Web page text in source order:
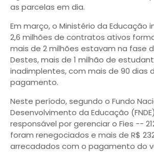
as parcelas em dia.
Em março, o Ministério da Educação
2,6 milhões de contratos ativos
mais de 2 milhões estavam na fase
Destes, mais de 1 milhão de
inadimplentes, com mais de 90 dias
pagamento.
Neste período, segundo o Fundo
Desenvolvimento da Educação
responsável por gerenciar o Fies --
foram renegociados e mais de R$
arrecadados com o pagamento do